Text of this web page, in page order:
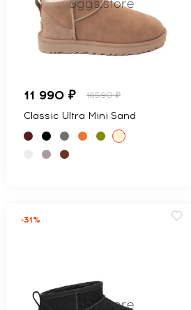
11 990 ₽ 16590 ₽
Classic Ultra Mini Sand
-31%